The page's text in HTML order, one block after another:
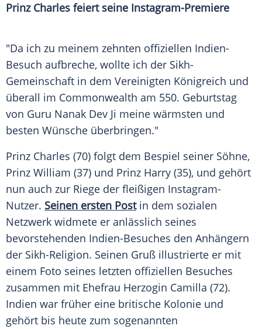
Prinz Charles feiert seine Instagram-Premiere
"Da ich zu meinem zehnten offiziellen Indien-
Besuch aufbreche, wollte ich der Sikh-
Gemeinschaft in dem Vereinigten Königreich und
überall im Commonwealth am 550. Geburtstag
von Guru Nanak Dev Ji meine wärmsten und
besten Wünsche überbringen."
Prinz Charles (70) folgt dem Bespiel seiner Söhne,
Prinz William (37) und Prinz Harry (35), und gehört
nun auch zur Riege der fleißigen Instagram-
Nutzer. Seinen ersten Postin dem sozialen
Netzwerk widmete er anlässlich seines
bevorstehenden Indien-Besuches den Anhängern
der Sikh-Religion. Seinen Gruß illustrierte er mit
einem Foto seines letzten offiziellen Besuches
zusammen mit Ehefrau Herzogin Camilla (72).
Indien war früher eine britische Kolonie und
gehört bis heute zum sogenannten